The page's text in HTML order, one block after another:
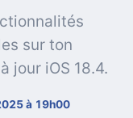
sur ton
jour iOS 18.4.
à 19h00